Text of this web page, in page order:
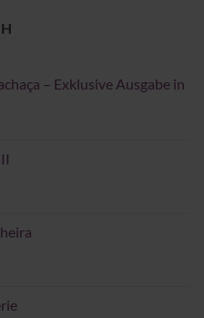
– Exklusive Ausgabe in